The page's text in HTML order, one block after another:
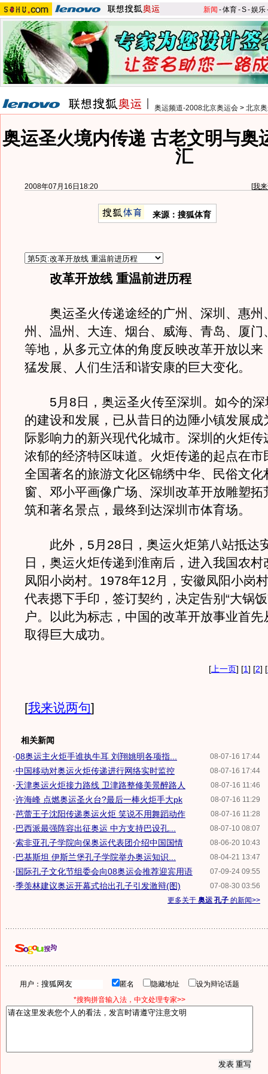
新闻 -体育-S-娱乐
奥运频道-2008北京奥运会 > 北京
奥运圣火境内传递 古老文明与奥
汇
2008年07月16日18:20 [我
来源：搜狐体育
改革开放线 重温前进历程
奥运圣火传递途经的广州、深圳、惠州
州、温州、大连、烟台、威海、青岛、厦门
等地，从多元立体的角度反映改革开放以来
猛发展、人们生活和谐安康的巨大变化。
5月8日，奥运圣火传至深圳。如今的深
的建设和发展，已从昔日的边陲小镇发展成
际影响力的新兴现代化城市。深圳的火炬传
浓郁的经济特区味道。火炬传递的起点在市
全国著名的旅游文化区锦绣中华、民俗文化
窗、邓小平画像广场、深圳改革开放雕塑拓
筑和著名景点，最终到达深圳市体育场。
此外，5月28日，奥运火炬第八站抵达
日，奥运火炬传递到淮南后，进入我国农村
凤阳小岗村。1978年12月，安徽凤阳小岗
代表摁下手印，签订契约，决定告别“大锅
户。以此为标志，中国的改革开放事业首先
取得巨大成功。
[ 上一页] [1] [2] [
[我来说两句]
相关新闻
08-07-16 17:44
·08奥运主火炬手谁执牛耳 刘翔姚明各项指...
08-07-16 17:44
·中国移动对奥运火炬传递进行网络实时监控
08-07-16 11:46
·天津奥运火炬接力路线 卫津路整修美景醉路人
08-07-16 11:29
·许海峰 点燃奥运圣火台?最后一棒火炬手大pk
08-07-16 11:28
·芭蕾王子沈阳传递奥运火炬 笑说不用舞蹈动作
08-07-10 08:07
·巴西派最强阵容出征奥运 中方支持巴设孔...
08-06-20 10:43
·索非亚孔子学院向保奥运代表团介绍中国国情
08-04-21 13:47
·巴基斯坦 伊斯兰堡孔子学院举办奥运知识...
07-09-24 09:55
·国际孔子文化节组委会向08奥运会推荐迎宾用语
07-08-30 03:56
·季羡林建议奥运开幕式抬出孔子引发激辩(图)
更多关于 奥运 孔子 的新闻>>
用户： 匿名 隐藏地址
设为辩论话题
*搜狗拼音输入法，中文处理专家>>